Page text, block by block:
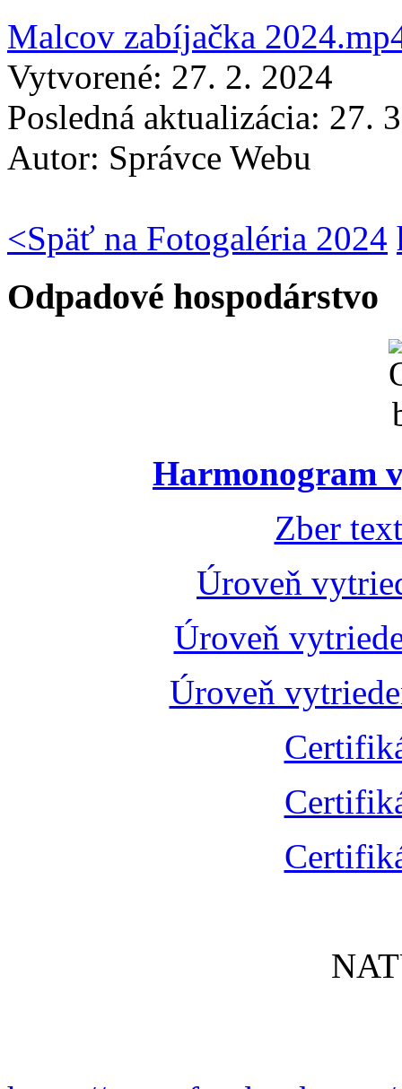
Malcov zabíjačka
Vytvorené: 27. 2. 2024
Posledná aktualizácia: 27.
Autor: Správce Webu
<Späť na Fotogaléria 2024
Odpadové hospodárstvo
Harmonogram
Zber
Úroveň
Úroveň
Úroveň